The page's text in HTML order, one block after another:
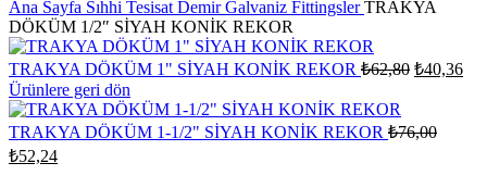
Ana Sayfa Sıhhi Tesisat Demir Galvaniz FittingslerTRAKYA
DÖKÜM 1/2″ SİYAH KONİK REKOR
TRAKYA DÖKÜM 1" SİYAH KONİK REKOR ₺62,80 Orijinal
₺40,36Şu
Ürünlere geri dön
TRAKYA DÖKÜM 1-1/2" SİYAH KONİK REKOR ₺76,00Orijinal
₺52,24